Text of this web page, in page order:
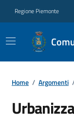
Regione Piemonte
Home / Argomenti